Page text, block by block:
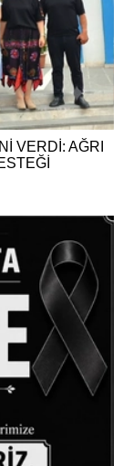
VERDİ: AĞRI